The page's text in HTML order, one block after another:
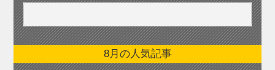
8月の人気記事